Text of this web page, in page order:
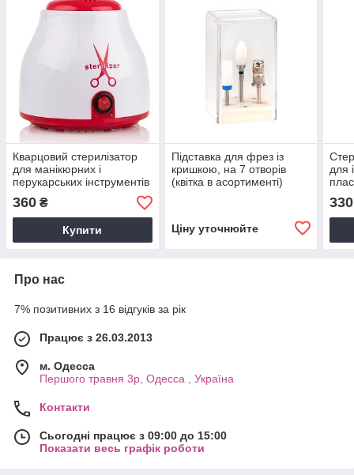
Кварцовий стерилізатор
для манікюрних і
перукарських інструментів
Tools Sterilizer SP-9001 цв
в асортименті
360 ₴
Купити
Підставка для фрез із
кришкою, на 7 отворів
(квітка в асортименті)
Ціну уточнюйте
для
330
Про нас
7% позитивних з 16 відгуків за рік
Працює з 26.03.2013
м. Одесса
Першого травня 3р, Одесса , Україна
Контакти
Сьогодні працює з 09:00 до 15:00
Показати весь графік роботи